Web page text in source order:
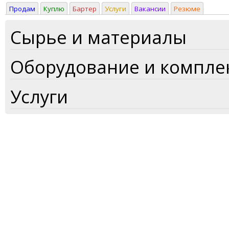
Продам Куплю Бартер Услуги Вакансии Резюме
Сырье и материалы
Оборудование и
Услуги